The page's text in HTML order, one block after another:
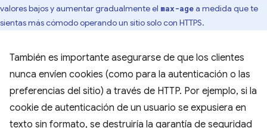
valores bajos y aumentar gradualmente el max-agea medida que te
sientas más cómodo operando un sitio solo con HTTPS.
También es importante asegurarse de que los clientes
nunca envíen cookies (como para la autenticación o las
preferencias del sitio) a través de HTTP. Por ejemplo, si la
cookie de autenticación de un usuario se expusiera en
texto sin formato, se destruiría la garantía de seguridad